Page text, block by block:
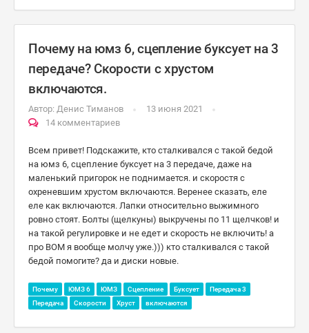
Почему на юмз 6, сцепление буксует на 3
передаче? Скорости с хрустом
включаются.
Автор: Денис Тиманов
13 июня 2021
14 комментариев
Всем привет! Подскажите, кто сталкивался с такой бедой
на юмз 6, сцепление буксует на 3 передаче, даже на
маленький пригорок не поднимается. и скоростя с
охреневшим хрустом включаются. Веренее сказать, еле
еле как включаются. Лапки относительно выжимного
ровно стоят. Болты (щелкуны) выкручены по 11 щелчков! и
на такой регулировке и не едет и скорость не включить! а
про ВОМ я вообще молчу уже.))) кто сталкивался с такой
бедой помогите? да и диски новые.
Почему ЮМЗ 6 ЮМЗ Сцепление Буксует
Передача 3
Передача
Скорости Хруст включаются